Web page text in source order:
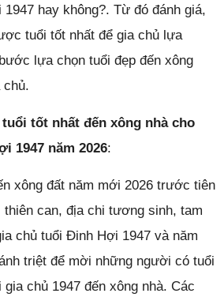
hay không?. Từ đó đánh giá,
tuổi tốt nhất để gia chủ lựa
lựa chọn tuổi đẹp đến xông
chủ.
tốt nhất đến xông nhà cho
1947 năm 2026:
xông đất năm mới 2026 trước tiên
thiên can, địa chi tương sinh, tam
chủ tuổi Đinh Hợi 1947 và năm
triệt để mời những người có tuổi
chủ 1947 đến xông nhà. Các